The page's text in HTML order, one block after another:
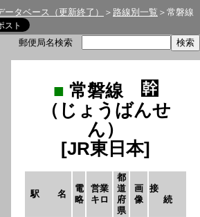
ータベース（更新終了） ＞ 路線別一覧 ＞常磐線
郵便局名検索
■ 常磐線
（じょうばんせ
ん）
[JR東日本]
駅 名
電
略
営業
キロ
都
道
府
県
画
像
接
続